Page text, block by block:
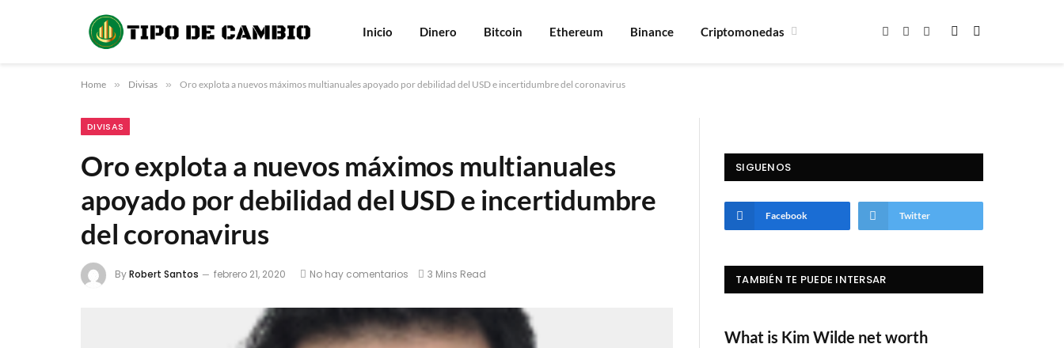
Inicio Dinero Bitcoin Ethereum Binance Criptomonedas Facebook
X
Instagram
Home » Divisas » Oro explota a nuevos máximos multianuales apoyado por debilidad del USD e incertidumbre del coronavirus
DIVISAS
Oro explota a nuevos máximos multianuales
apoyado por debilidad del USD e incertidumbre
del coronavirus
ByRobert Santos febrero 21, 2020 No hay comentarios 3 Mins Read
SIGUENOS
Facebook Twitter
TAMBIÉN TE PUEDE INTERSAR
What is Kim Wilde net worth